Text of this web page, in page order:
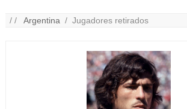
/ /Argentina / Jugadores retirados